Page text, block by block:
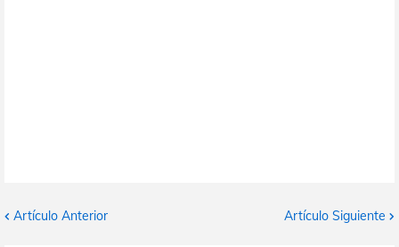
Artículo Anterior Artículo Siguiente